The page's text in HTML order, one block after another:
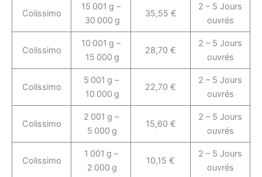
Colissimo
15 001 g –
30 000 g
35,55 €
2 – 5 Jours
ouvrés
Colissimo
10 001 g –
15 000 g
28,70 €
2 – 5 Jours
ouvrés
Colissimo
5 001 g –
10 000 g
22,70 €
2 – 5 Jours
ouvrés
Colissimo
2 001 g –
5 000 g
15,60 €
2 – 5 Jours
ouvrés
Colissimo
1 001 g –
2 000 g
10,15 €
2 – 5 Jours
ouvrés